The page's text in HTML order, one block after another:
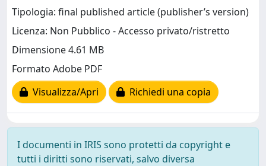
Tipologia: final published article (publisher’s version)
Licenza: Non Pubblico - Accesso privato/ristretto
Dimensione 4.61 MB
Formato Adobe PDF
Visualizza/Apri
Richiedi una copia
I documenti in IRIS sono protetti da copyright e
tutti i diritti sono riservati, salvo diversa